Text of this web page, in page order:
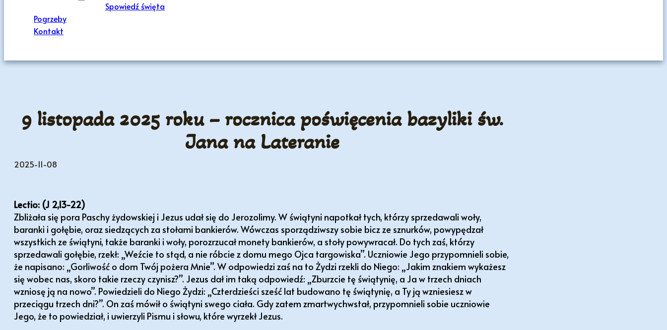
Spowiedź święta
Pogrzeby
Kontakt
9 listopada 2025 roku – rocznica poświęcenia bazyliki św.
Jana na Lateranie
2025-11-08
Lectio: (J 2,13-22)
Zbliżała się pora Paschy żydowskiej i Jezus udał się do Jerozolimy. W świątyni napotkał tych, którzy sprzedawali woły,
baranki i gołębie, oraz siedzących za stołami bankierów. Wówczas sporządziwszy sobie bicz ze sznurków, powypędzał
wszystkich ze świątyni, także baranki i woły, porozrzucał monety bankierów, a stoły powywracał. Do tych zaś, którzy
sprzedawali gołębie, rzekł: „Weźcie to stąd, a nie róbcie z domu mego Ojca targowiska”. Uczniowie Jego przypomnieli sobie,
że napisano: „Gorliwość o dom Twój pożera Mnie”. W odpowiedzi zaś na to Żydzi rzekli do Niego: „Jakim znakiem wykażesz
się wobec nas, skoro takie rzeczy czynisz?”. Jezus dał im taką odpowiedź: „Zburzcie tę świątynię, a Ja w trzech dniach
wzniosę ją na nowo”. Powiedzieli do Niego Żydzi: „Czterdzieści sześć lat budowano tę świątynię, a Ty ją wzniesiesz w
przeciągu trzech dni?”. On zaś mówił o świątyni swego ciała. Gdy zatem zmartwychwstał, przypomnieli sobie uczniowie
Jego, że to powiedział, i uwierzyli Pismu i słowu, które wyrzekł Jezus.